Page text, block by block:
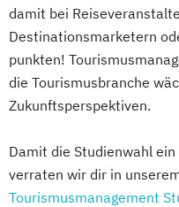
damit bei
Destinationsmarketern
punkten!
die Tourismusbranche
Zukunftsperspektiven.
Damit die Studienwahl
verraten wir dir in
Tourismusmanagement